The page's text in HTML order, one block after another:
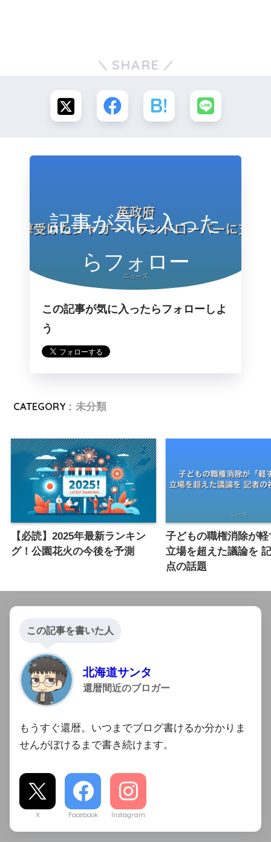
SHARE
記事が気に入った
らフォロー
この記事が気に入ったらフォローしよ
う
CATEGORY : 未分類
【必読】2025年最新ランキン
グ！公園花火の今後を予測
子どもの職権消除が
立場を超えた議論を
点の話題
この記事を書いた人
北海道サンタ
還暦間近のブロガー
もうすぐ還暦。いつまでブログ書けるか分かりま
せんがぼけるまで書き続けます。
X Facebook Instagram